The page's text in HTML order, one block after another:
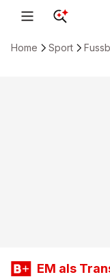
Home Sport
EM als